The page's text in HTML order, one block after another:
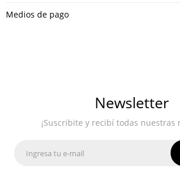
Medios de pago
Newsletter
¡Suscribite y recibí todas nuestras